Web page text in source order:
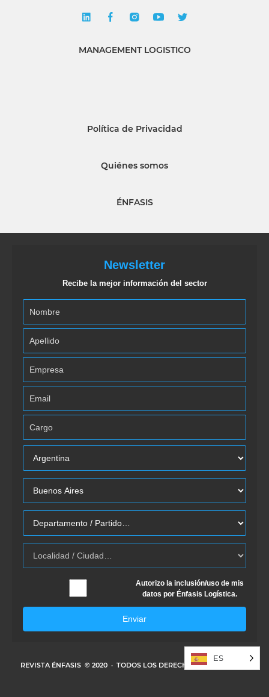
MANAGEMENT LOGISTICO
Política de Privacidad
Quiénes somos
ÉNFASIS
Newsletter
Recibe la mejor información del sector
Autorizo la inclusión/uso de mis
datos por Énfasis Logística.
Enviar
REVISTA ÉNFASIS © 2020 · TODOS LOS DERECHOS RESERVADOS
ES